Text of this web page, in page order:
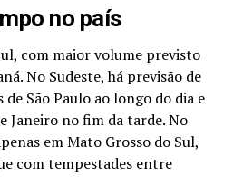
no país
com maior volume previsto
No Sudeste, há previsão de
São Paulo ao longo do dia e
Janeiro no fim da tarde. No
em Mato Grosso do Sul,
com tempestades entre